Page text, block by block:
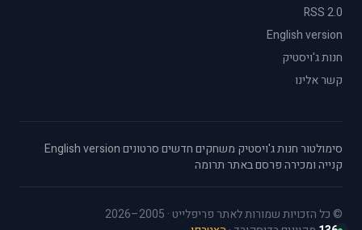
RSS 2.0
English version
חנות ג'ויסטיק
קשר אלינו
סימולטור·חנות ג'ויסטיק·משחקים חדשים·סרטונים·
English version
·
קנייה ומכירה·פרסם באתר·תרומה
© כל הזכויות שמורות לאתר פריפלייט · 2005–2026